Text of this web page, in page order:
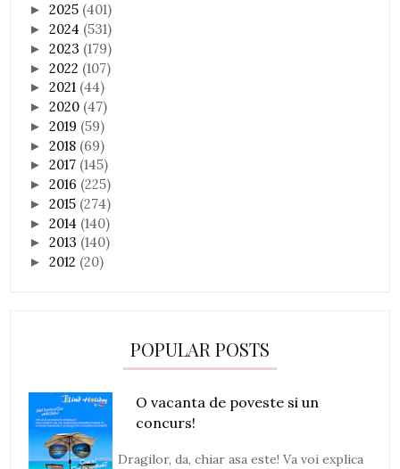
►2025 (401)
►2024 (531)
►2023 (179)
►2022 (107)
►2021 (44)
►2020 (47)
►2019 (59)
►2018 (69)
►2017 (145)
►2016 (225)
►2015 (274)
►2014 (140)
►2013 (140)
►2012 (20)
POPULAR POSTS
O vacanta de poveste si un
concurs!
Dragilor, da, chiar asa este! Va voi explica